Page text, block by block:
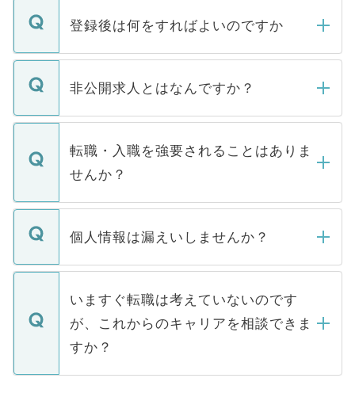
登録後は何をすればよいのですか
ご登録いただきましたら、弊社担当者がご
登録内容を確認し、その後メールもしくは
ます。通常、5営業日以内にはご連絡をせて
いただきますので、しばらくお待ちくださ
い。
非公開求人とはなんですか？
マイナビDOCTORで取り扱っている求人の
うち約3割は、Webサイトからご覧いただ
けない「非公開求人」です。非公開求人は
下記の理由によって、一般には公開してい
ません。
■応募殺到を避けるため 人気のある医療機
関を公にしてしまうと、応募が殺到する場
に、医療機関が求める条件に合った人材の
みを人材紹介会社に依頼するケースが増え
ています。
転職・入職を強要されることはありま
せんか？
転職・入職を強要することは一切ありませ
ん。また、仮に応募先から内定をいただい
定を承諾する必要はありません。内定先へ
の辞退の連絡はキャリアパートナーが行い
ますので、ご安心ください。
個人情報は漏えいしませんか？
個人情報が漏えいすることはありませんの
で、ご安心ください。当サイトからの登録
などで収集したご登録者様の個人情報は、
ご本人のキャリアアップおよび転職活動の
支援を目的に使用いたします。お預かりし
ているすべての個人データはご本人の許可
いますぐ転職は考えていないのです
が、これからのキャリアを相談できま
すか？